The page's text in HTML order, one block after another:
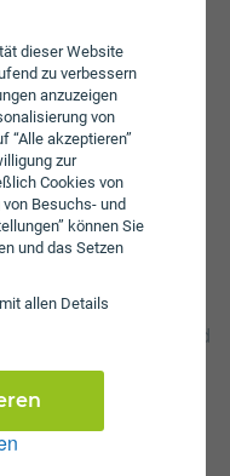
dieser Website
zu verbessern
anzuzeigen
von
“Alle akzeptieren”
zur
Cookies von
Besuchs- und
können Sie
und das Setzen
allen Details
von Daten
Tarif wird keine
light ist kostenlos und
werden.